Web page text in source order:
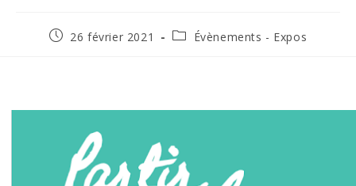
26 février 2021 Évènements - Expos